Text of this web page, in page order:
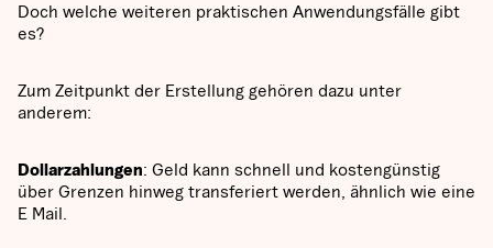
Doch welche weiteren praktischen Anwendungsfälle gibt
es?
Zum Zeitpunkt der Erstellung gehören dazu unter
anderem:
Dollarzahlungen: Geld kann schnell und kostengünstig
über Grenzen hinweg transferiert werden, ähnlich wie eine
E Mail.